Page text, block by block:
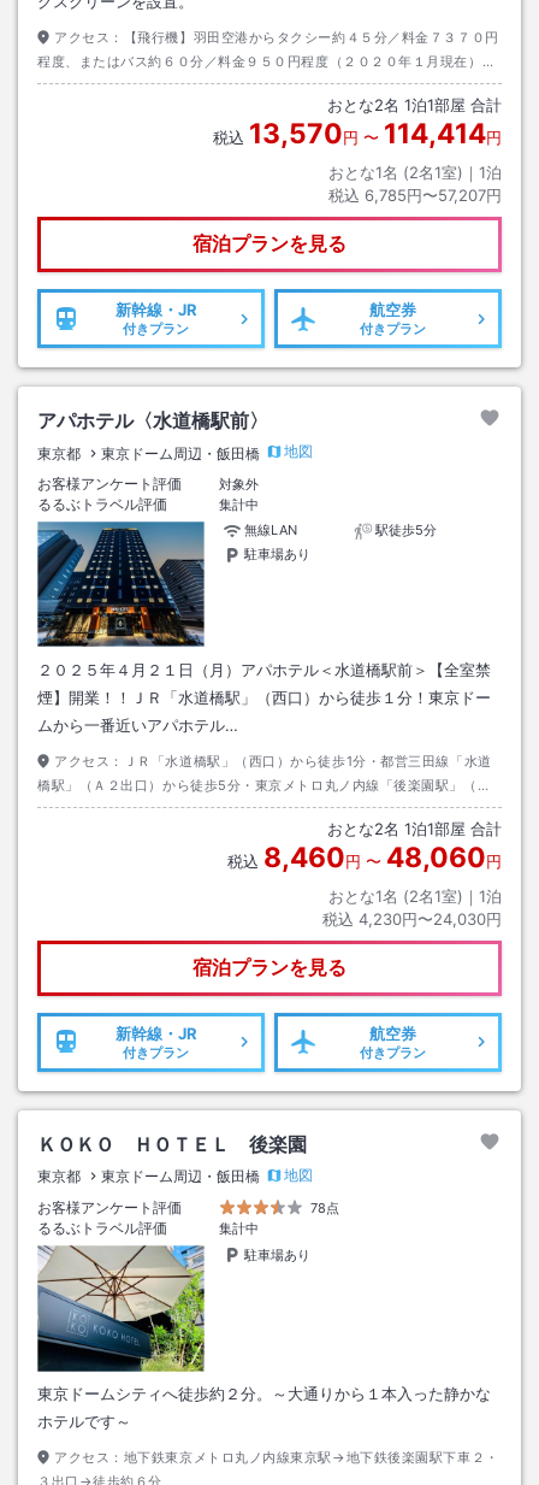
アクセス：
【飛行機】羽田空港からタクシー約４５分／料金７３７０円
程度、またはバス約６０分／料金９５０円程度（２０２０年１月現在）
【電車】ＪＲ総武線「水道橋」駅下車、徒歩約１分。
おとな2名 1泊1部屋 合計
税込 13,570円 〜 114,414円
おとな1名 (2名1室)｜ 1泊
税込 6,785円〜57,207円
宿泊プランを見る
新幹線・JR
付きプラン
航空券
付きプラン
アパホテル〈水道橋駅前〉
東京都 東京ドーム周辺・飯田橋
地図
お客様アンケート評価
対象外
るるぶトラベル評価
集計中
無線LAN
駅徒歩5分
駐車場あり
２０２５年４月２１日（月）アパホテル＜水道橋駅前＞【全室禁
煙】開業！！ＪＲ「水道橋駅」（西口）から徒歩１分！東京ドー
ムから一番近いアパホテル…
アクセス：
ＪＲ「水道橋駅」（西口）から徒歩1分・都営三田線「水道
橋駅」（Ａ２出口）から徒歩5分・東京メトロ丸ノ内線「後楽園駅」（２
番出口）から徒歩９分
おとな2名 1泊1部屋 合計
税込 8,460円 〜 48,060円
おとな1名 (2名1室)｜ 1泊
税込 4,230円〜24,030円
宿泊プランを見る
新幹線・JR
付きプラン
航空券
付きプラン
ＫＯＫＯ ＨＯＴＥＬ 後楽園
東京都 東京ドーム周辺・飯田橋
地図
お客様アンケート評価
78点
るるぶトラベル評価
集計中
駐車場あり
東京ドームシティへ徒歩約２分。～大通りから１本入った静かな
ホテルです～
アクセス： 地下鉄東京メトロ丸ノ内線東京駅→地下鉄後楽園駅下車２・